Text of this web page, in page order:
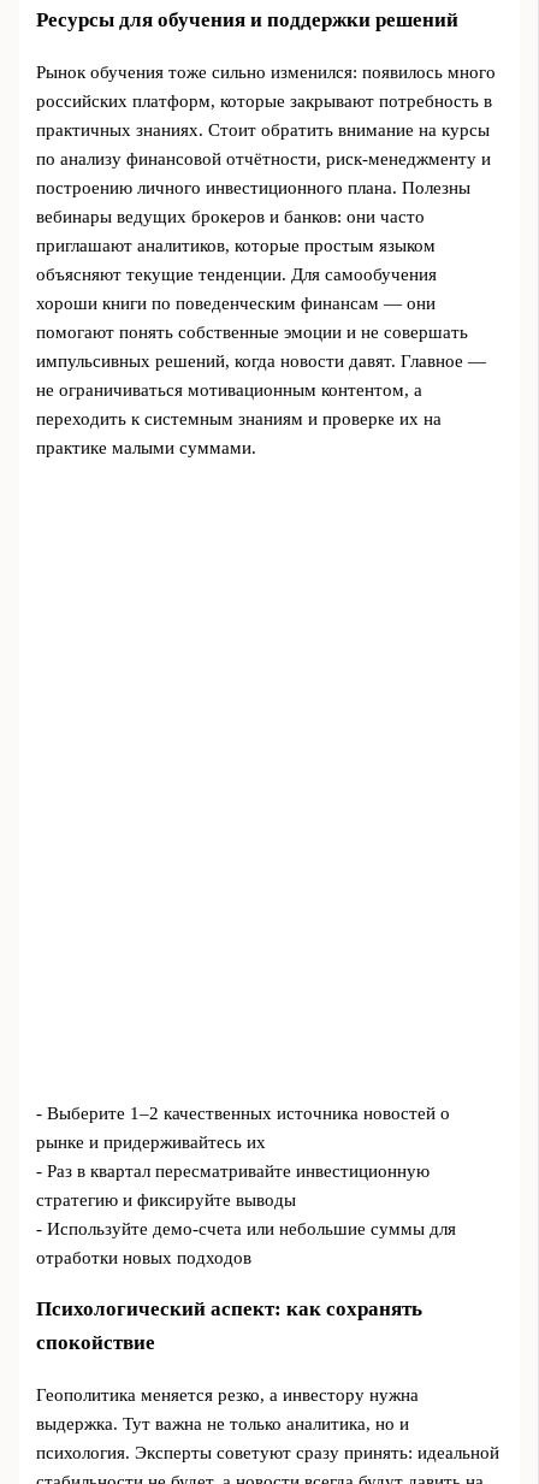
Ресурсы для обучения и поддержки решений
Рынок обучения тоже сильно изменился: появилось много
российских платформ, которые закрывают потребность в
практичных знаниях. Стоит обратить внимание на курсы
по анализу финансовой отчётности, риск-менеджменту и
построению личного инвестиционного плана. Полезны
вебинары ведущих брокеров и банков: они часто
приглашают аналитиков, которые простым языком
объясняют текущие тенденции. Для самообучения
хороши книги по поведенческим финансам — они
помогают понять собственные эмоции и не совершать
импульсивных решений, когда новости давят. Главное —
не ограничиваться мотивационным контентом, а
переходить к системным знаниям и проверке их на
практике малыми суммами.
- Выберите 1–2 качественных источника новостей о
рынке и придерживайтесь их
- Раз в квартал пересматривайте инвестиционную
стратегию и фиксируйте выводы
- Используйте демо-счета или небольшие суммы для
отработки новых подходов
Психологический аспект: как сохранять
спокойствие
Геополитика меняется резко, а инвестору нужна
выдержка. Тут важна не только аналитика, но и
психология. Эксперты советуют сразу принять: идеальной